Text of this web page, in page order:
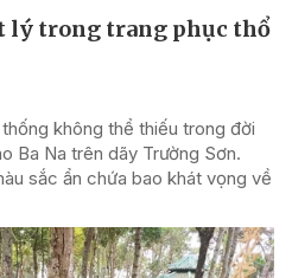
lý trong trang phục thổ
không thể thiếu trong đời
Ba Na trên dãy Trường Sơn.
sắc ẩn chứa bao khát vọng về